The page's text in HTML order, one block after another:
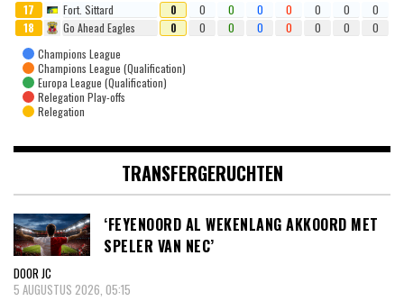
17
Fort. Sittard 0 0 0 0 0 0 0
0
18
Go Ahead Eagles 0 0 0 0 0 0 0
0
Champions League
Champions League (Qualification)
Europa League (Qualification)
Relegation Play-offs
Relegation
TRANSFERGERUCHTEN
‘FEYENOORD AL WEKENLANG AKKOORD MET
SPELER VAN NEC’
DOOR JC
5 AUGUSTUS 2026, 05:15